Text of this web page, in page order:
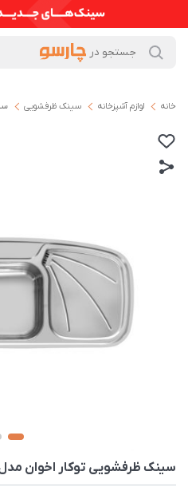
خانه لوازم آشپزخانه سینک ظرفشویی
سینک ظرفشویی توکار اخوان مدل